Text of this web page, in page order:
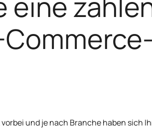
und je nach Branche haben sich